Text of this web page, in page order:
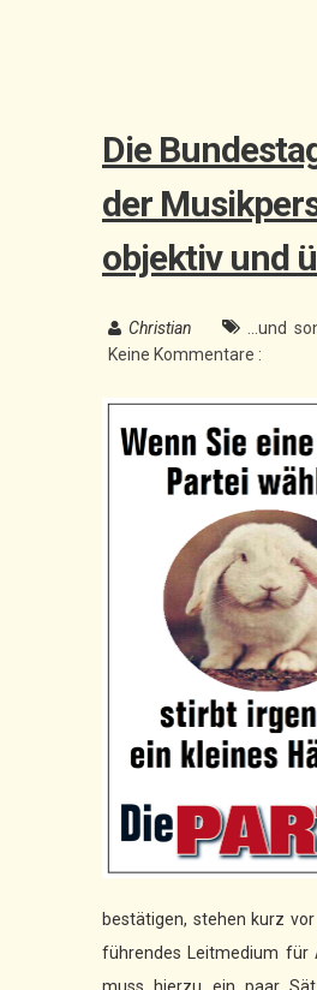
Die
der
objektiv und
Christian ...und
Keine Kommentare :
bestätigen, stehen kurz
führendes Leitmedium für